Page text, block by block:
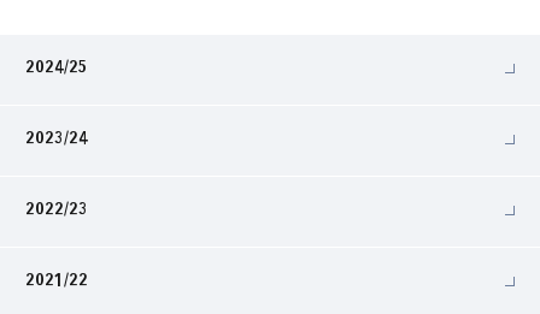
2024/25
2023/24
2022/23
2021/22